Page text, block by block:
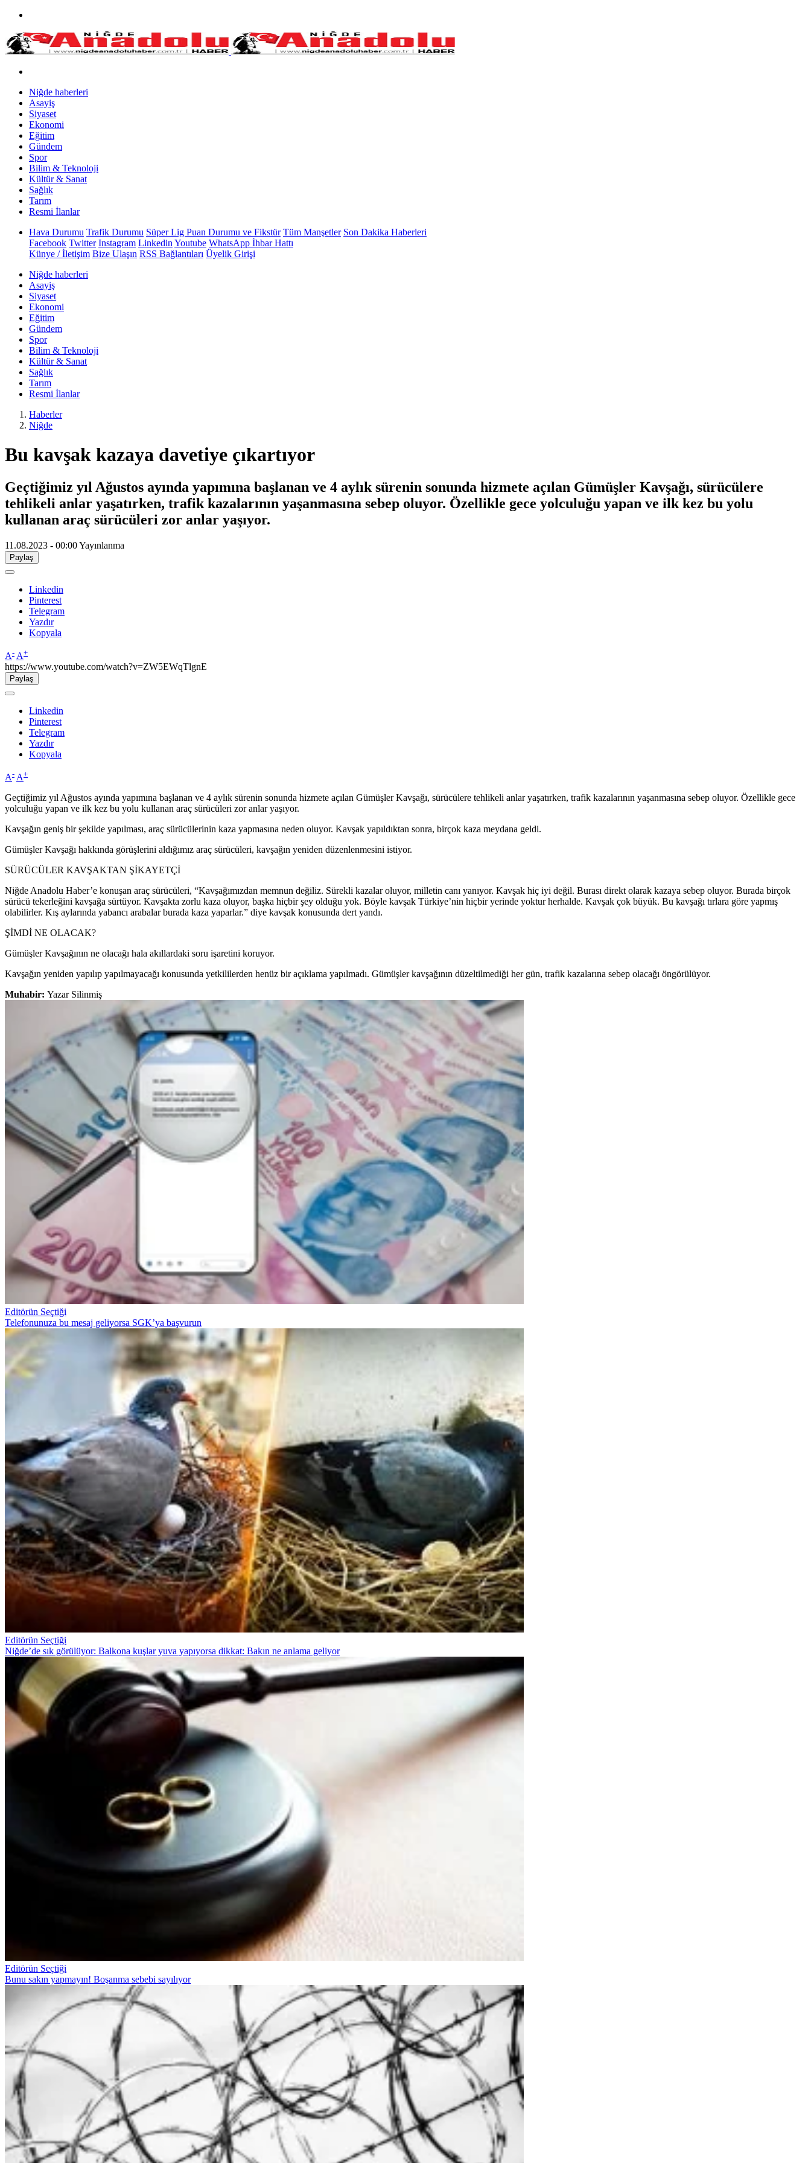
Niğde haberleri
Asayiş
Siyaset
Ekonomi
Eğitim
Gündem
Spor
Bilim & Teknoloji
Kültür & Sanat
Sağlık
Tarım
Resmi İlanlar
Hava Durumu Trafik Durumu Süper Lig Puan Durumu ve Fikstür Tüm Manşetler Son Dakika Haberleri
Facebook Twitter Instagram Linkedin Youtube WhatsApp İhbar Hattı
Künye / İletişim Bize Ulaşın RSS Bağlantıları Üyelik Girişi
Niğde haberleri
Asayiş
Siyaset
Ekonomi
Eğitim
Gündem
Spor
Bilim & Teknoloji
Kültür & Sanat
Sağlık
Tarım
Resmi İlanlar
Haberler
Niğde
Bu kavşak kazaya davetiye çıkartıyor
Geçtiğimiz yıl Ağustos ayında yapımına başlanan ve 4 aylık sürenin sonunda hizmete açılan Gümüşler Kavşağı, sürücülere
tehlikeli anlar yaşatırken, trafik kazalarının yaşanmasına sebep oluyor. Özellikle gece yolculuğu yapan ve ilk kez bu yolu
kullanan araç sürücüleri zor anlar yaşıyor.
11.08.2023 - 00:00Yayınlanma
Paylaş
Linkedin
Pinterest
Telegram
Yazdır
Kopyala
A- A+
https://www.youtube.com/watch?v=ZW5EWqTlgnE
Paylaş
Linkedin
Pinterest
Telegram
Yazdır
Kopyala
A- A+
Geçtiğimiz yıl Ağustos ayında yapımına başlanan ve 4 aylık sürenin sonunda hizmete açılan Gümüşler Kavşağı, sürücülere tehlikeli anlar yaşatırken, trafik kazalarının yaşanmasına sebep oluyor. Özellikle gece
yolculuğu yapan ve ilk kez bu yolu kullanan araç sürücüleri zor anlar yaşıyor.
Kavşağın geniş bir şekilde yapılması, araç sürücülerinin kaza yapmasına neden oluyor. Kavşak yapıldıktan sonra, birçok kaza meydana geldi.
Gümüşler Kavşağı hakkında görüşlerini aldığımız araç sürücüleri, kavşağın yeniden düzenlenmesini istiyor.
SÜRÜCÜLER KAVŞAKTAN ŞİKAYETÇİ
Niğde Anadolu Haber’e konuşan araç sürücüleri, “Kavşağımızdan memnun değiliz. Sürekli kazalar oluyor, milletin canı yanıyor. Kavşak hiç iyi değil. Burası direkt olarak kazaya sebep oluyor. Burada birçok
sürücü tekerleğini kavşağa sürtüyor. Kavşakta zorlu kaza oluyor, başka hiçbir şey olduğu yok. Böyle kavşak Türkiye’nin hiçbir yerinde yoktur herhalde. Kavşak çok büyük. Bu kavşağı tırlara göre yapmış
olabilirler. Kış aylarında yabancı arabalar burada kaza yaparlar.” diye kavşak konusunda dert yandı.
ŞİMDİ NE OLACAK?
Gümüşler Kavşağının ne olacağı hala akıllardaki soru işaretini koruyor.
Kavşağın yeniden yapılıp yapılmayacağı konusunda yetkililerden henüz bir açıklama yapılmadı. Gümüşler kavşağının düzeltilmediği her gün, trafik kazalarına sebep olacağı öngörülüyor.
Muhabir: Yazar Silinmiş
Editörün Seçtiği
Telefonunuza bu mesaj geliyorsa SGK’ya başvurun
Editörün Seçtiği
Niğde’de sık görülüyor: Balkona kuşlar yuva yapıyorsa dikkat: Bakın ne anlama geliyor
Editörün Seçtiği
Bunu sakın yapmayın! Boşanma sebebi sayılıyor